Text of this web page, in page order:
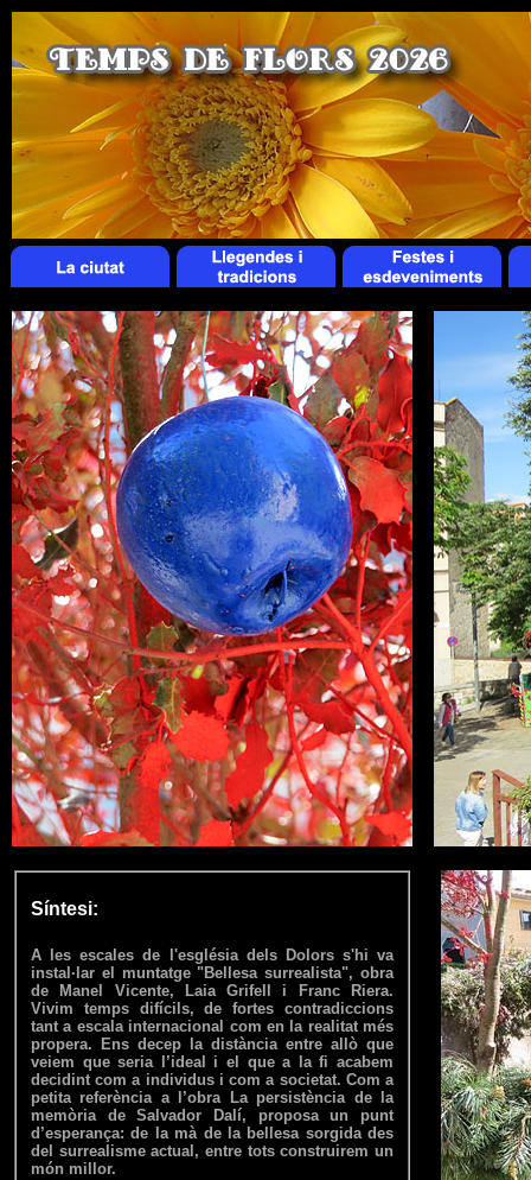
Síntesi:
A les escales de l'església dels Dolors s'hi va
instal·lar el muntatge "Bellesa surrealista", obra
de Manel Vicente, Laia Grifell i Franc Riera.
Vivim temps difícils, de fortes contradiccions
tant a escala internacional com en la realitat més
propera. Ens decep la distància entre allò que
veiem que seria l’ideal i el que a la fi acabem
decidint com a individus i com a societat. Com a
petita referència a l’obra La persistència de la
memòria de Salvador Dalí, proposa un punt
d’esperança: de la mà de la bellesa sorgida des
del surrealisme actual, entre tots construirem un
món millor.